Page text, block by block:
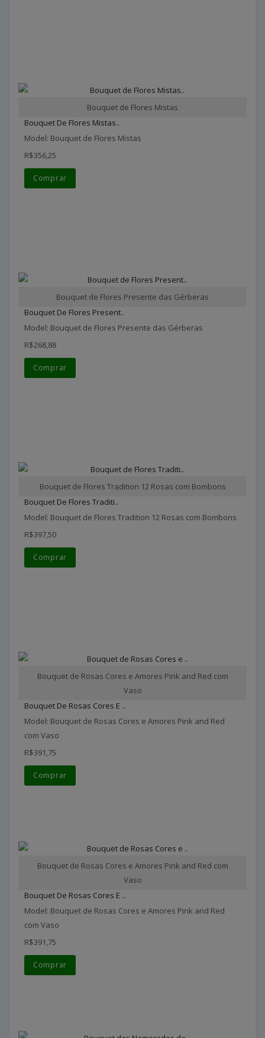
Bouquet de Flores Mistas
Bouquet De Flores Mistas..
Model: Bouquet de Flores Mistas
R$356,25
Comprar
Bouquet de Flores Presente das Gérberas
Bouquet De Flores Present..
Model: Bouquet de Flores Presente das Gérberas
R$268,88
Comprar
Bouquet de Flores Tradition 12 Rosas com Bombons
Bouquet De Flores Traditi..
Model: Bouquet de Flores Tradition 12 Rosas com Bombons
R$397,50
Comprar
Bouquet de Rosas Cores e Amores Pink and Red com
Vaso
Bouquet De Rosas Cores E ..
Model: Bouquet de Rosas Cores e Amores Pink and Red
com Vaso
R$391,75
Comprar
Bouquet de Rosas Cores e Amores Pink and Red com
Vaso
Bouquet De Rosas Cores E ..
Model: Bouquet de Rosas Cores e Amores Pink and Red
com Vaso
R$391,75
Comprar